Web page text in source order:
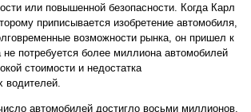
или повышенной безопасности. Когда Карл
приписывается изобретение автомобиля,
возможности рынка, он пришел к
не потребуется более миллиона автомобилей
стоимости и недостатка
водителей.
автомобилей достигло восьми миллионов,